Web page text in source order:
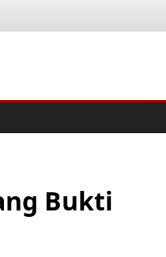
Bukti